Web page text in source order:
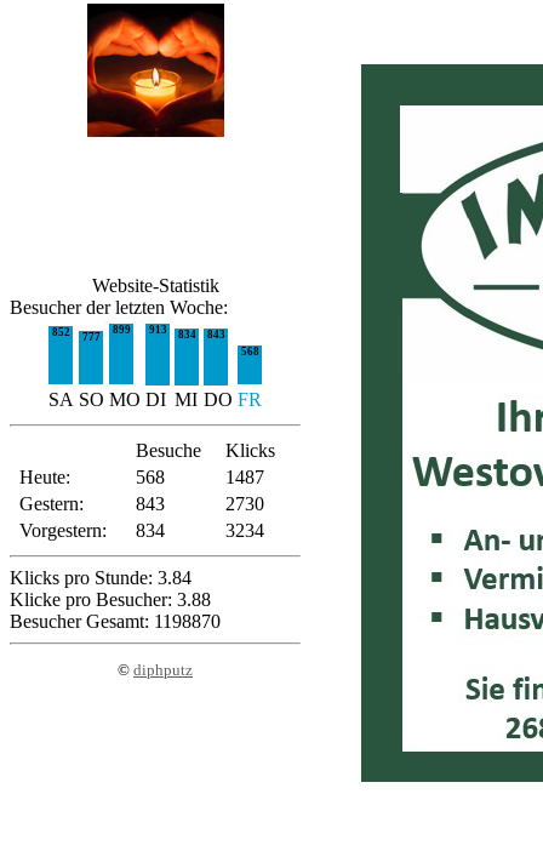
Website-Statistik
Besucher der letzten Woche:
852 777
899 913 834
843
568
SA SO MO DI MI DO FR
Besuche
Klicks
Heute:
568
1487
Gestern:
843
2730
Vorgestern:
834 3234
Klicks pro Stunde: 3.84
Klicke pro Besucher: 3.88
Besucher Gesamt: 1198870
© diphputz